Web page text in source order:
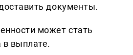
документы.
может стать
в выплате.